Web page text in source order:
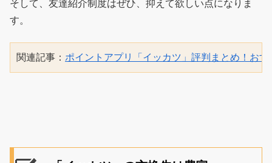
そして、友達紹介制度はぜひ、抑えて欲しい点になりま
す。
関連記事： ポイントアプリ「イッカツ」評判まとめ！お